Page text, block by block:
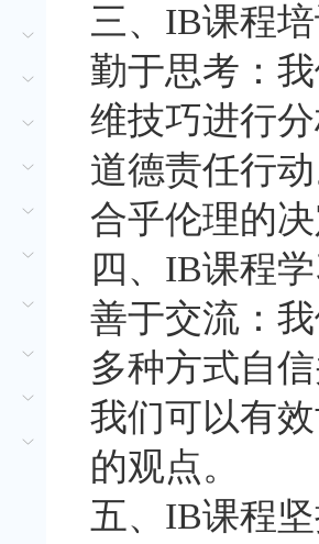
三、IB课程
勤于思考：
维技巧进行
道德责任行
合乎伦理的
四、IB课程
善于交流：
多种方式自
我们可以有
的观点。
五、IB课程